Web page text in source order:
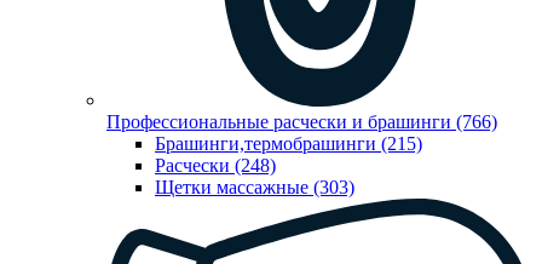
Профессиональные расчески и брашинги (766)
Брашинги,термобрашинги (215)
Расчески (248)
Щетки массажные (303)